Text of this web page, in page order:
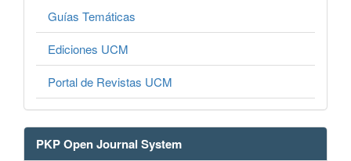
Guías Temáticas
Ediciones UCM
Portal de Revistas UCM
PKP Open Journal System